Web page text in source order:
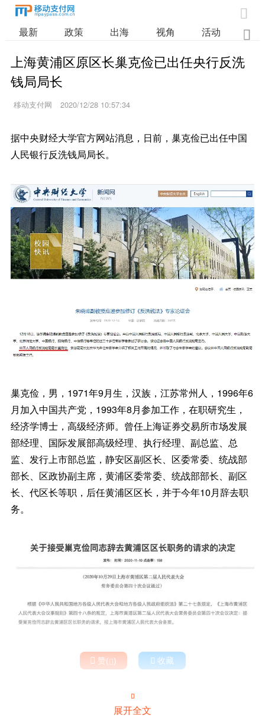

最新 政策 出海 视角 活动 业

上海黄浦区原区长巢克俭已出任央行反洗
钱局局长
移动支付网 2020/12/28 10:57:34
据中央财经大学官方网站消息，日前，巢克俭已出任中国
人民银行反洗钱局局长。
巢克俭，男，1971年9月生，汉族，江苏常州人，1996年6
月加入中国共产党，1993年8月参加工作，在职研究生，
经济学博士，高级经济师。曾任上海证券交易所市场发展
部经理、国际发展部高级经理、执行经理、副总监、总
监、发行上市部总监，静安区副区长、区委常委、统战部
部长、区政协副主席，黄浦区委常委、统战部部长、副区
长、代区长等职，后任黄浦区区长，并于今年10月辞去职
务。
 赞()  收藏

展开全文